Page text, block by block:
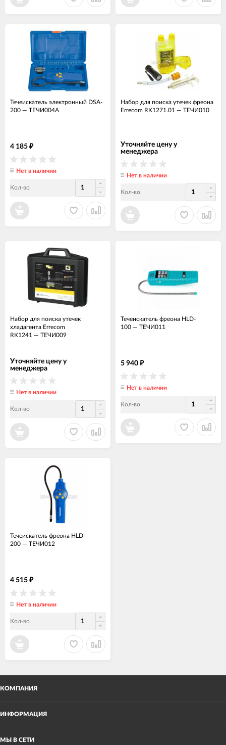
Течеискатель электронный DSA-
200 — ТЕЧИ004А
4 185 ₽
Нет в наличии
Кол-во
Набор для поиска утечек фреона
Errecom RK1271.01 — ТЕЧИ010
Уточняйте цену у
менеджера
Нет в наличии
Кол-во
Набор для поиска утечек
хладагента Errecom
RK1241 — ТЕЧИ009
Уточняйте цену у
менеджера
Нет в наличии
Кол-во
Течеискатель фреона HLD-
100 — ТЕЧИ011
5 940 ₽
Нет в наличии
Кол-во
Течеискатель фреона HLD-
200 — ТЕЧИ012
4 515 ₽
Нет в наличии
Кол-во
КОМПАНИЯ
ИНФОРМАЦИЯ
МЫ В СЕТИ